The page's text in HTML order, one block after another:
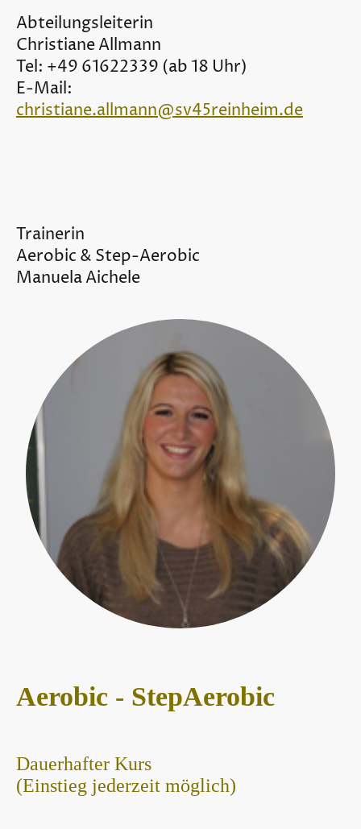
Abteilungsleiterin
Christiane Allmann
Tel: +49 61622339 (ab 18 Uhr)
E-Mail:
christiane.allmann@sv45reinheim.de
Trainerin
Aerobic & Step-Aerobic
Manuela Aichele
Aerobic - StepAerobic
Dauerhafter Kurs
(Einstieg jederzeit möglich)